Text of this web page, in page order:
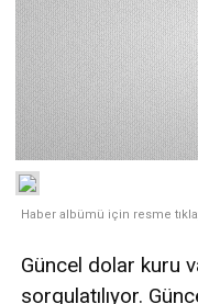
Haber albümü için resme
Güncel dolar kuru
sorgulatılıyor.